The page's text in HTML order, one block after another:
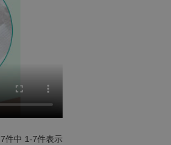
7件中 1-7件表示